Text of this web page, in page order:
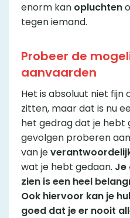
enorm kan opluchten
tegen iemand.
Probeer de
aanvaarden
Het is absoluut niet fijn
zitten, maar dat is nu
het gedrag dat je hebt
gevolgen proberen
van je
wat je hebt gedaan. Je
zien is een heel
Ook hiervoor kan je
goed dat je er nooit